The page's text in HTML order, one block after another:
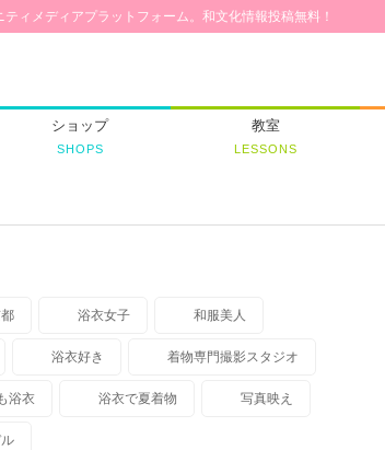
ィメディアプラットフォーム。和文化情報投稿無料！
ショップ
SHOPS
教室
LESSONS
浴衣女子 和服美人
浴衣好き 着物専門撮影スタジオ
浴衣 浴衣で夏着物 写真映え